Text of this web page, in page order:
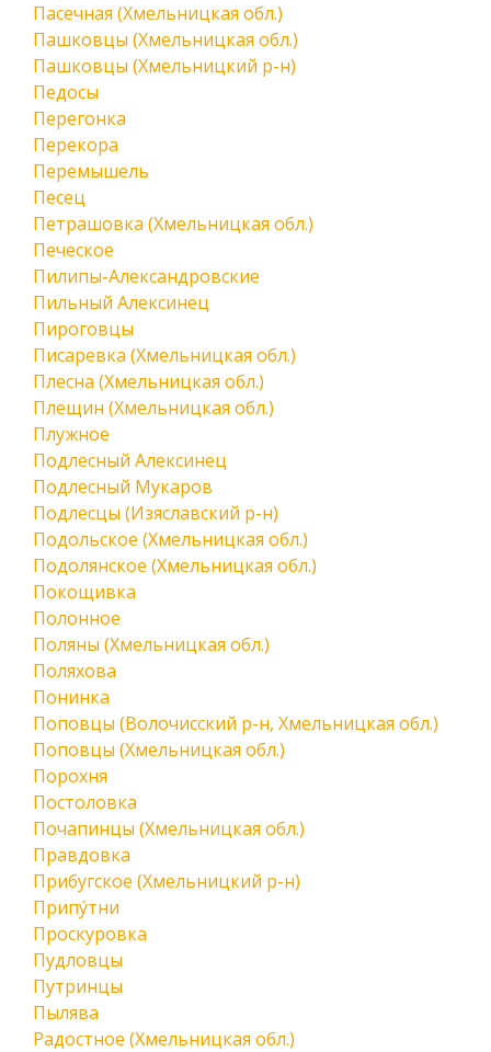
Пасечная (Хмельницкая обл.)
Пашковцы (Хмельницкая обл.)
Пашковцы (Хмельницкий р-н)
Педосы
Перегонка
Перекора
Перемышель
Песец
Петрашовка (Хмельницкая обл.)
Печеское
Пилипы-Александровские
Пильный Алексинец
Пироговцы
Писаревка (Хмельницкая обл.)
Плесна (Хмельницкая обл.)
Плещин (Хмельницкая обл.)
Плужное
Подлесный Алексинец
Подлесный Мукаров
Подлесцы (Изяславский р-н)
Подольское (Хмельницкая обл.)
Подолянское (Хмельницкая обл.)
Покощивка
Полонное
Поляны (Хмельницкая обл.)
Поляхова
Понинка
Поповцы (Волочисский р-н, Хмельницкая обл.)
Поповцы (Хмельницкая обл.)
Порохня
Постоловка
Почапинцы (Хмельницкая обл.)
Правдовка
Прибугское (Хмельницкий р-н)
Припу́тни
Проскуровка
Пудловцы
Путринцы
Пылява
Радостное (Хмельницкая обл.)